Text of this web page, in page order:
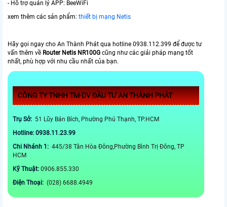
- Hỗ trợ quản lý APP: BeeWiFi
xem thêm các sản phẩm: thiết bị mạng Netis
Hãy gọi ngay cho An Thành Phát qua hotline 0938.112.399 để được tư
vấn thêm về Router Netis NR100G cũng như các giải pháp mạng tốt
nhất, phù hợp với nhu cầu nhất của bạn.
CÔNG TY TNHH TM-DV ĐẦU TƯ AN THÀNH PHÁT
Trụ Sở: 51 Lũy Bán Bích, Phường Phú Thạnh, TP.HCM
Hotline: 0938.11.23.99
Chi Nhánh 1: 445/38 Tân Hòa Đông,Phường Bình Trị Đông, TP
HCM
Kỹ Thuật: 0906.855.330
Điện Thoại: (028) 6688.4949